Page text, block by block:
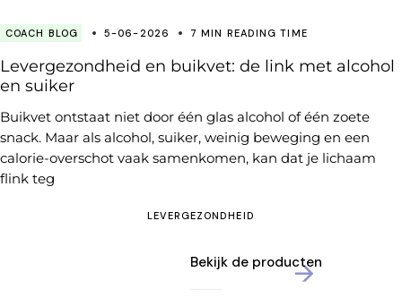
COACH BLOG 5-06-2026 7 MIN READING TIME
Levergezondheid en buikvet: de link met alcohol
en suiker
Buikvet ontstaat niet door één glas alcohol of één zoete
snack. Maar als alcohol, suiker, weinig beweging en een
calorie-overschot vaak samenkomen, kan dat je lichaam
flink teg
Bekijk de producten
LEVERGEZONDHEID